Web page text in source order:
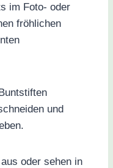
im Foto- oder
fröhlichen
und
oder sehen in